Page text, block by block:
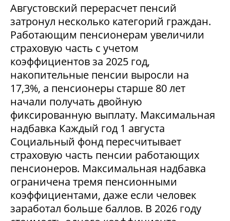
Августовский перерасчет пенсий
затронул несколько категорий граждан.
Работающим пенсионерам увеличили
страховую часть с учетом
коэффициентов за 2025 год,
накопительные пенсии выросли на
17,3%, а пенсионеры старше 80 лет
начали получать двойную
фиксированную выплату. Максимальная
надбавка Каждый год 1 августа
Социальный фонд пересчитывает
страховую часть пенсии работающих
пенсионеров. Максимальная надбавка
ограничена тремя пенсионными
коэффициентами, даже если человек
заработал больше баллов. В 2026 году